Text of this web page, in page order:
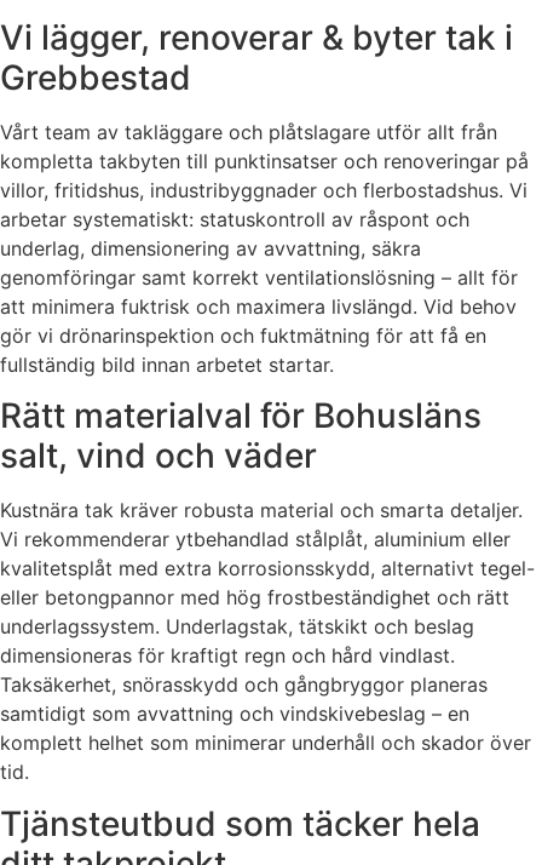
Vi lägger, renoverar & byter tak i
Grebbestad
Vårt team av takläggare och plåtslagare utför allt från
kompletta takbyten till punktinsatser och renoveringar på
villor, fritidshus, industribyggnader och flerbostadshus. Vi
arbetar systematiskt: statuskontroll av råspont och
underlag, dimensionering av avvattning, säkra
genomföringar samt korrekt ventilationslösning – allt för
att minimera fuktrisk och maximera livslängd. Vid behov
gör vi drönarinspektion och fuktmätning för att få en
fullständig bild innan arbetet startar.
Rätt materialval för Bohusläns
salt, vind och väder
Kustnära tak kräver robusta material och smarta detaljer.
Vi rekommenderar ytbehandlad stålplåt, aluminium eller
kvalitetsplåt med extra korrosionsskydd, alternativt tegel-
eller betongpannor med hög frostbeständighet och rätt
underlagssystem. Underlagstak, tätskikt och beslag
dimensioneras för kraftigt regn och hård vindlast.
Taksäkerhet, snörasskydd och gångbryggor planeras
samtidigt som avvattning och vindskivebeslag – en
komplett helhet som minimerar underhåll och skador över
tid.
Tjänsteutbud som täcker hela